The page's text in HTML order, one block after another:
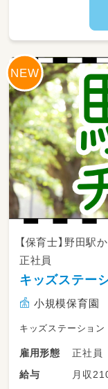
【保育士】野田
正社員
キッズステー
小規模保育園
キッズステーショ
雇用形態
正社員
給与
月収